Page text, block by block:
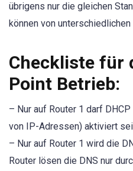
übrigens nur die gleichen
können von
Checkliste für
Point Betrieb:
– Nur auf Router 1 darf
von IP-Adressen) aktiviert
– Nur auf Router 1 wird die
Router lösen die DNS nur